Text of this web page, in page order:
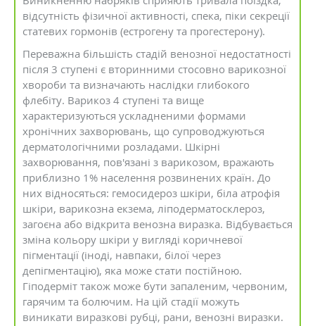
відсутність фізичної активності, спека, піки секреції
статевих гормонів (естрогену та прогестерону).
Переважна більшість стадій венозної недостатності
після 3 ступені є вторинними стосовно варикозної
хвороби та визначають наслідки глибокого
флебіту. Варикоз 4 ступені та вище
характеризуються ускладненими формами
хронічних захворювань, що супроводжуються
дерматологічними розладами. Шкірні
захворювання, пов'язані з варикозом, вражають
приблизно 1% населення розвинених країн. До
них відносяться: гемосидероз шкіри, біла атрофія
шкіри, варикозна екзема, ліподерматосклероз,
загоєна або відкрита венозна виразка. Відбувається
зміна кольору шкіри у вигляді коричневої
пігментації (іноді, навпаки, білої через
депігментацію), яка може стати постійною.
Гіподерміт також може бути запаленим, червоним,
гарячим та болючим. На цій стадії можуть
виникати виразкові рубці, рани, венозні виразки.